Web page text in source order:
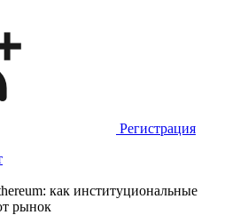
Регистрация
как институциональные
рынок